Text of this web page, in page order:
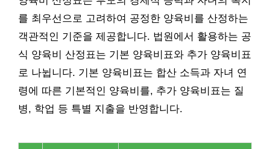
를 최우선으로 고려하여 공정한 양육비를 산정하는
객관적인 기준을 제공합니다. 법원에서 활용하는 공
식 양육비 산정표는 기본 양육비표와 추가 양육비표
로 나뉩니다. 기본 양육비표는 합산 소득과 자녀 연
령에 따른 기본적인 양육비를, 추가 양육비표는 질
병, 학업 등 특별 지출을 반영합니다.